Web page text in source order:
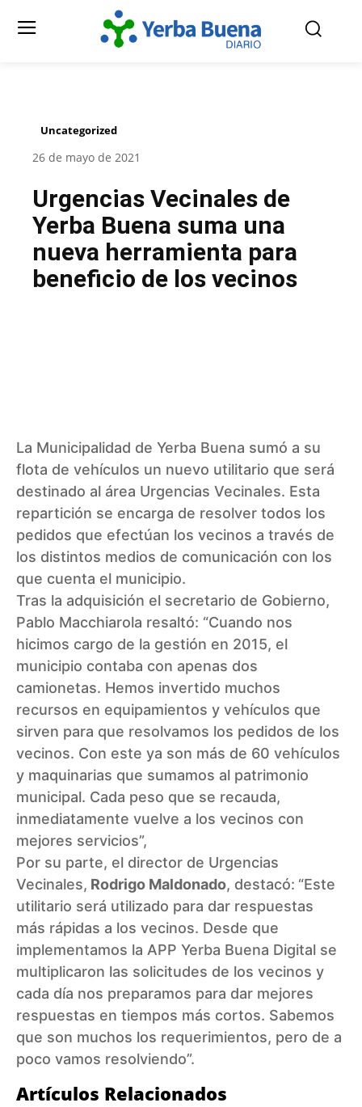
Uncategorized
26 de mayo de 2021
Urgencias Vecinales de
Yerba Buena suma una
nueva herramienta para
beneficio de los vecinos
La Municipalidad de Yerba Buena sumó a su
flota de vehículos un nuevo utilitario que será
destinado al área Urgencias Vecinales. Esta
repartición se encarga de resolver todos los
pedidos que efectúan los vecinos a través de
los distintos medios de comunicación con los
que cuenta el municipio.
Tras la adquisición el secretario de Gobierno,
Pablo Macchiarola resaltó: “Cuando nos
hicimos cargo de la gestión en 2015, el
municipio contaba con apenas dos
camionetas. Hemos invertido muchos
recursos en equipamientos y vehículos que
sirven para que resolvamos los pedidos de los
vecinos. Con este ya son más de 60 vehículos
y maquinarias que sumamos al patrimonio
municipal. Cada peso que se recauda,
inmediatamente vuelve a los vecinos con
mejores servicios”,
Por su parte, el director de Urgencias
Vecinales, Rodrigo Maldonado, destacó: “Este
utilitario será utilizado para dar respuestas
más rápidas a los vecinos. Desde que
implementamos la APP Yerba Buena Digital se
multiplicaron las solicitudes de los vecinos y
cada día nos preparamos para dar mejores
respuestas en tiempos más cortos. Sabemos
que son muchos los requerimientos, pero de a
poco vamos resolviendo”.
Artículos Relacionados